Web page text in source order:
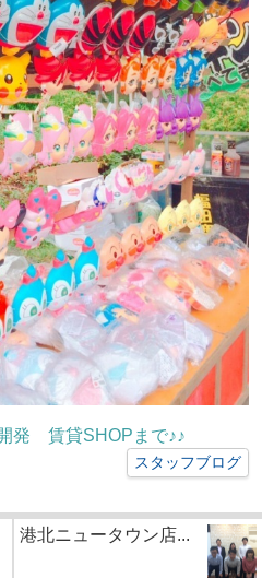
発 賃貸SHOPまで♪♪
スタッフブログ
港北ニュータウン店...